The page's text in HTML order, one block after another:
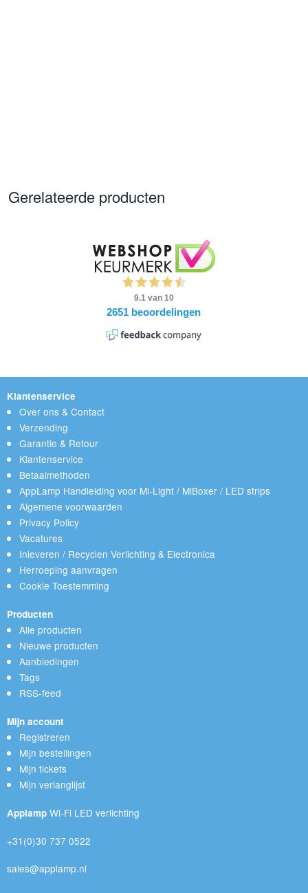
Gerelateerde producten
Klantenservice
Over ons & Contact
Verzending
Garantie & Retour
Klantenservice
Betaalmethoden
AppLamp Handleiding voor Mi-Light / MiBoxer / LED strips
Algemene voorwaarden
Privacy Policy
Vacatures
Inleveren / Recyclen Verlichting & Electronica
Herroeping aanvragen
Cookie Toestemming
Producten
Alle producten
Nieuwe producten
Aanbiedingen
Tags
RSS-feed
Mijn account
Registreren
Mijn bestellingen
Mijn tickets
Mijn verlanglijst
Applamp Wi-Fi LED verlichting
+31(0)30 737 0522
sales@applamp.nl